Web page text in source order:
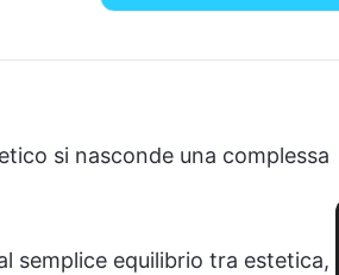
si nasconde una complessa
semplice equilibrio tra estetica,